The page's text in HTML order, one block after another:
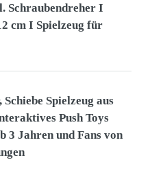
Schraubendreher I
cm I Spielzeug für
Spielzeug aus
Push Toys
3 Jahren und Fans von